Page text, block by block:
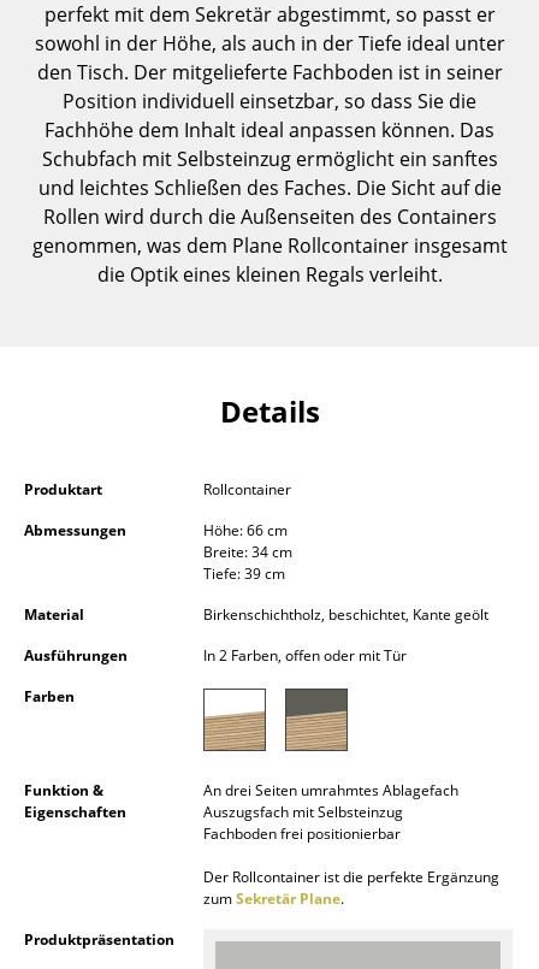
Bücherregale
Wandregale
Sideboards & Kommoden
TV Möbel
Beistell- & Rollcontainer
Barmöbel
Licht
Hängeleuchten & Deckenleuchten
Tischleuchten
Schreibtischleuchten
Stehleuchten & Leseleuchten
Wandleuchten
... alle Leuchten
perfekt mit dem Sekretär abgestimmt, so passt er
sowohl in der Höhe, als auch in der Tiefe ideal unter
den Tisch. Der mitgelieferte Fachboden ist in seiner
Position individuell einsetzbar, so dass Sie die
Fachhöhe dem Inhalt ideal anpassen können. Das
Schubfach mit Selbsteinzug ermöglicht ein sanftes
und leichtes Schließen des Faches. Die Sicht auf die
Rollen wird durch die Außenseiten des Containers
genommen, was dem Plane Rollcontainer insgesamt
die Optik eines kleinen Regals verleiht.
Details
Produktart
Rollcontainer
Abmessungen
Höhe: 66 cm
Breite: 34 cm
Tiefe: 39 cm
Material
Birkenschichtholz, beschichtet, Kante geölt
Ausführungen
In 2 Farben, offen oder mit Tür
Farben
Funktion &
Eigenschaften
An drei Seiten umrahmtes Ablagefach
Auszugsfach mit Selbsteinzug
Fachboden frei positionierbar
Der Rollcontainer ist die perfekte Ergänzung
zumSekretär Plane.
Produktpräsentation